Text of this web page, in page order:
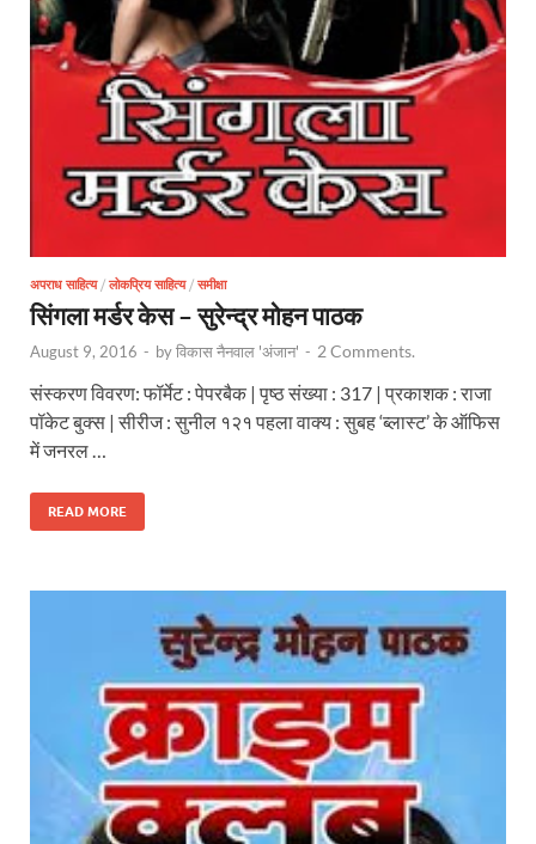
अपराध साहित्य/ लोकप्रिय साहित्य/ समीक्षा
सिंगला मर्डर केस – सुरेन्द्र मोहन पाठक
August 9, 2016 - byविकास नैनवाल 'अंजान' - 2 Comments.
संस्करण विवरण: फॉर्मेट : पेपरबैक | पृष्ठ संख्या : 317 | प्रकाशक : राजा
पॉकेट बुक्स | सीरीज : सुनील १२१ पहला वाक्य : सुबह ‘ब्लास्ट’ के ऑफिस
में जनरल …
READ MORE